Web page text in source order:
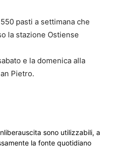
pasti a settimana che
la stazione Ostiense
e la domenica alla
Pietro.
sono utilizzabili, a
la fonte quotidiano